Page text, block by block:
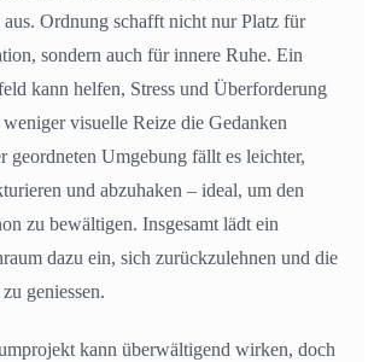
Ordnung schafft nicht nur Platz für
sondern auch für innere Ruhe. Ein
kann helfen, Stress und Überforderung
visuelle Reize die Gedanken
geordneten Umgebung fällt es leichter,
und abzuhaken – ideal, um den
zu bewältigen. Insgesamt lädt ein
dazu ein, sich zurückzulehnen und die
geniessen.
kann überwältigend wirken, doch